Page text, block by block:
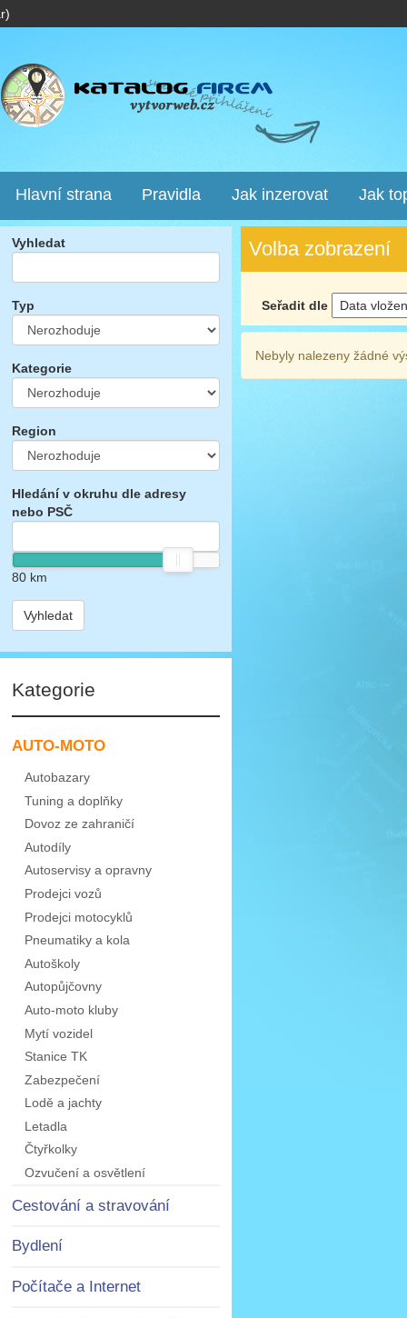
Hlavní strana Pravidla Jak inzerovat Jak
Vyhledat
Typ
Kategorie
Region
Hledání v okruhu dle adresy
nebo PSČ
80km
Vyhledat
Kategorie
AUTO-MOTO
Autobazary
Tuning a doplňky
Dovoz ze zahraničí
Autodíly
Autoservisy a opravny
Prodejci vozů
Prodejci motocyklů
Pneumatiky a kola
Autoškoly
Autopůjčovny
Auto-moto kluby
Mytí vozidel
Stanice TK
Zabezpečení
Lodě a jachty
Letadla
Čtyřkolky
Ozvučení a osvětlení
Cestování a stravování
Bydlení
Počítače a Internet
Volba zobrazení
Seřadit dle
Nebyly nalezeny žádné